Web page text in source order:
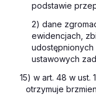
podstawie
2) dane
ewidencjach,
udostępnionych
ustawowych
15) w art. 48 w
otrzymuje